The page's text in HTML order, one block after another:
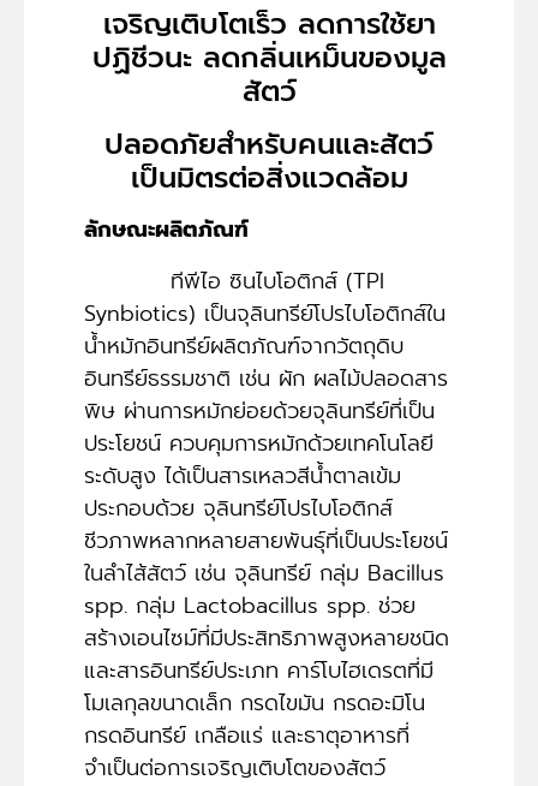
เจริญเติบโตเร็ว ลดการใช้ยา
ปฏิชีวนะ ลดกลิ่นเหม็นของมูล
สัตว์
ปลอดภัยสำหรับคนและสัตว์
เป็นมิตรต่อสิ่งแวดล้อม
ลักษณะผลิตภัณฑ์
ทีพีไอ ซินไบโอติกส์ (TPI
Synbiotics) เป็นจุลินทรีย์โปรไบโอติกส์ใน
น้ำหมักอินทรีย์ผลิตภัณฑ์จากวัตถุดิบ
อินทรีย์ธรรมชาติ เช่น ผัก ผลไม้ปลอดสาร
พิษ ผ่านการหมักย่อยด้วยจุลินทรีย์ที่เป็น
ประโยชน์ ควบคุมการหมักด้วยเทคโนโลยี
ระดับสูง ได้เป็นสารเหลวสีน้ำตาลเข้ม
ประกอบด้วย จุลินทรีย์โปรไบโอติกส์
ชีวภาพหลากหลายสายพันธุ์ที่เป็นประโยชน์
ในลำไส้สัตว์ เช่น จุลินทรีย์ กลุ่ม Bacillus
spp. กลุ่ม Lactobacillus spp. ช่วย
สร้างเอนไซม์ที่มีประสิทธิภาพสูงหลายชนิด
และสารอินทรีย์ประเภท คาร์โบไฮเดรตที่มี
โมเลกุลขนาดเล็ก กรดไขมัน กรดอะมิโน
กรดอินทรีย์ เกลือแร่ และธาตุอาหารที่
จำเป็นต่อการเจริญเติบโตของสัตว์